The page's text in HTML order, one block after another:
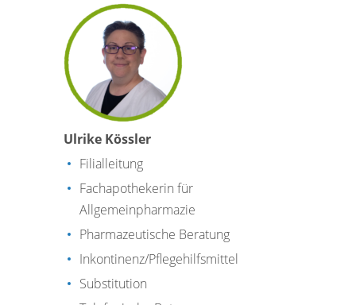
Ulrike Kössler
Filialleitung
Fachapothekerin für
Allgemeinpharmazie
Pharmazeutische Beratung
Inkontinenz/Pflegehilfsmittel
Substitution